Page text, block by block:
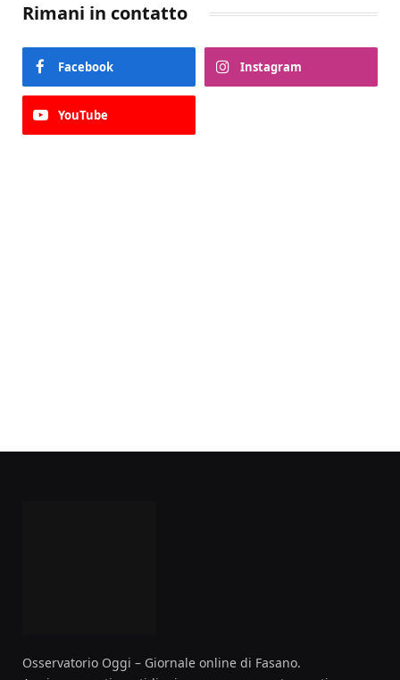
Rimani in contatto
Facebook Instagram
YouTube
Osservatorio Oggi – Giornale online di Fasano.